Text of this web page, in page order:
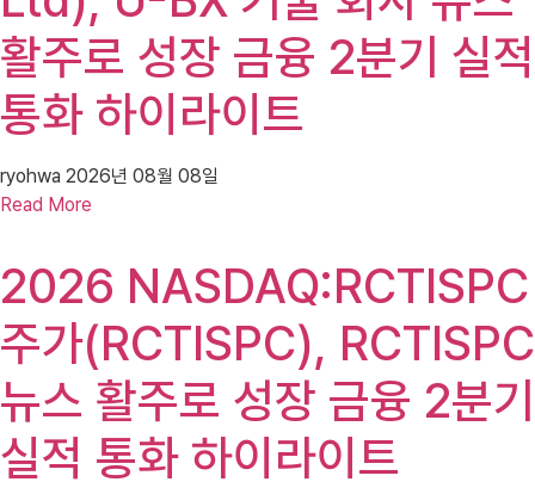
활주로 성장 금융 2분기 실적
통화 하이라이트
ryohwa 2026년 08월 08일
Read More
2026 NASDAQ:RCTISPC
주가(RCTISPC), RCTISPC
뉴스 활주로 성장 금융 2분기
실적 통화 하이라이트